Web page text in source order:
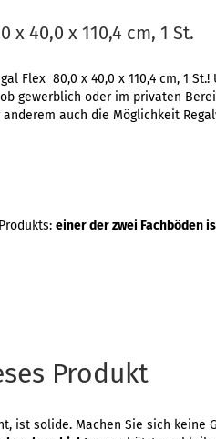
40,0 x 110,4 cm, 1 St.
Flex 80,0 x 40,0 x 110,4 cm, 1
gewerblich oder im privaten
auch die Möglichkeit
einer der zwei Fachböden
Produkt
ist solide. Machen Sie sich keine